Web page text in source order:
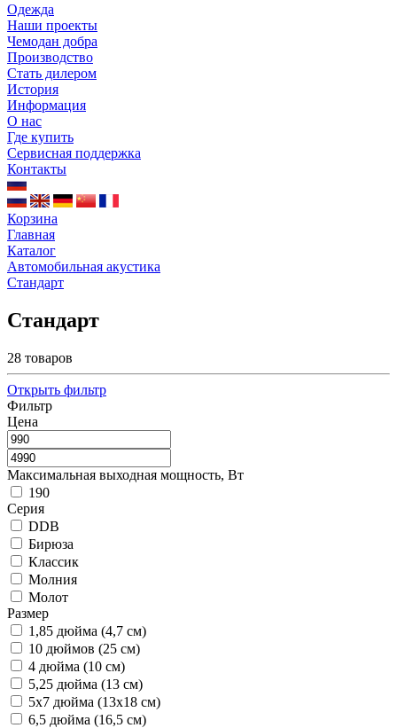
Одежда
Наши проекты
Чемодан добра
Производство
Стать дилером
История
Информация
О нас
Где купить
Сервисная поддержка
Контакты
Корзина
Главная
Каталог
Автомобильная акустика
Стандарт
Стандарт
28 товаров
Открыть фильтр
Фильтр
Цена
Максимальная выходная мощность, Вт
190
Серия
DDB
Бирюза
Классик
Молния
Молот
Размер
1,85 дюйма (4,7 см)
10 дюймов (25 см)
4 дюйма (10 см)
5,25 дюйма (13 см)
5х7 дюйма (13х18 см)
6,5 дюйма (16,5 см)